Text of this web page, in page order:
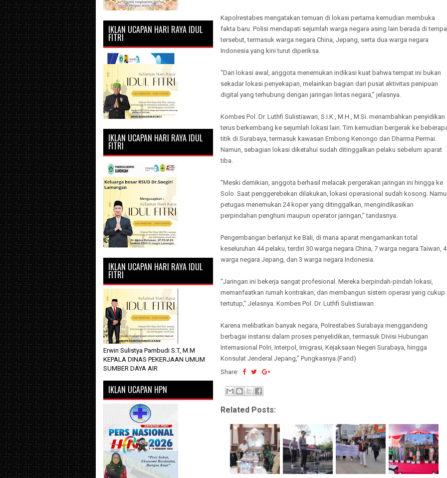
Kapolrestabes mengatakan temuan di lokasi pertama kemudian membuka
fakta baru. Polisi mendapati sejumlah warga negara asing lain berada di
tersebut, termasuk warga negara China, Jepang, serta dua warga negara
Indonesia yang kini turut diperiksa.
“Dari lokasi awal, anggota menemukan indikasi kuat bahwa tempat ini bukan
sekadar lokasi penyekapan, melainkan bagian dari pusat aktivitas penipuan
digital yang terhubung dengan jaringan lintas negara,” jelasnya.
Kombes Pol. Dr. Luthfi Sulistiawan, S.I.K., M.H., M.Si. menambahkan penyidikan
terus berkembang ke sejumlah lokasi lain. Tim kemudian bergerak ke
titik di Surabaya, termasuk kawasan Embong Kenongo dan Dharma Permai.
Namun, sebagian lokasi diketahui sudah ditinggalkan pelaku sebelum aparat
tiba.
“Meski demikian, anggota berhasil melacak pergerakan jaringan ini hingga ke
Solo. Saat penggerebekan dilakukan, lokasi operasional sudah kosong.
petugas menemukan 24 koper yang ditinggalkan, mengindikasikan
perpindahan penghuni maupun operator jaringan,” tandasnya.
Pengembangan berlanjut ke Bali, di mana aparat mengamankan total
keseluruhan 44 pelaku, terdiri 30 warga negara China, 7 warga negara Taiwan, 4
warga negara Jepang, dan 3 warga negara Indonesia.
“Jaringan ini bekerja sangat profesional. Mereka berpindah-pindah lokasi,
memanfaatkan rumah kontrakan, dan membangun sistem operasi yang cukup
tertutup,” Jelasnya. Kombes Pol. Dr. Luthfi Sulistiawan.
Karena melibatkan banyak negara, Polrestabes Surabaya menggandeng
berbagai instansi dalam proses penyelidikan, termasuk Divisi Hubungan
Internasional Polri, Interpol, Imigrasi, Kejaksaan Negeri Surabaya, hingga
Konsulat Jenderal Jepang," Pungkasnya.(Farid)
Share:
Related Posts:
IKLAN UCAPAN HARI RAYA IDUL
FITRI
IKLAN UCAPAN HARI RAYA IDUL
FITRI
IKLAN UCAPAN HARI RAYA IDUL
FITRI
Erwin Sulistya Pambudi S.T, M.M
KEPALA DINAS PEKERJAAN UMUM
SUMBER DAYA AIR
IKLAN UCAPAN HPN